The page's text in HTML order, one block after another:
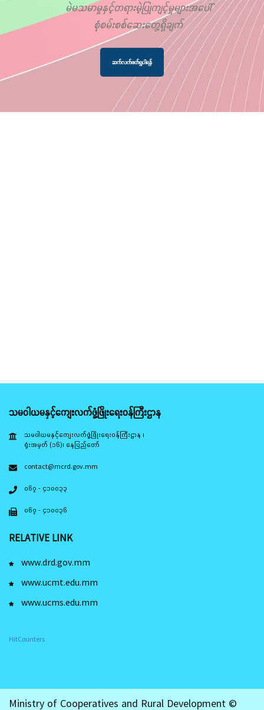
မဲမသမာမှုနှင့်တရားမဲ့ပြုကျင့်မှုများအပေါ်
စုံစမ်းစစ်ဆေးတွေ့ရှိချက်
ဆက်လက်ဖတ်ရှုပါရန်
သမဝါယမနှင့်ကျေးလက်ဖွံ့ဖြိုးရေးဝန်ကြီးဌာန
သမဝါယမနှင့်ကျေးလက်ဖွံ့ဖြိုးရေးဝန်ကြီးဌာန ၊
ရုံးအမှတ် (၁၆)၊ နေပြည်တော်
contact@mcrd.gov.mm
၀၆၇ - ၄၁၀၀၃၃
၀၆၇ - ၄၁၀၀၃၆
RELATIVE LINK
www.drd.gov.mm
www.ucmt.edu.mm
www.ucms.edu.mm
HitCounters
Ministry of Cooperatives and Rural Development ©